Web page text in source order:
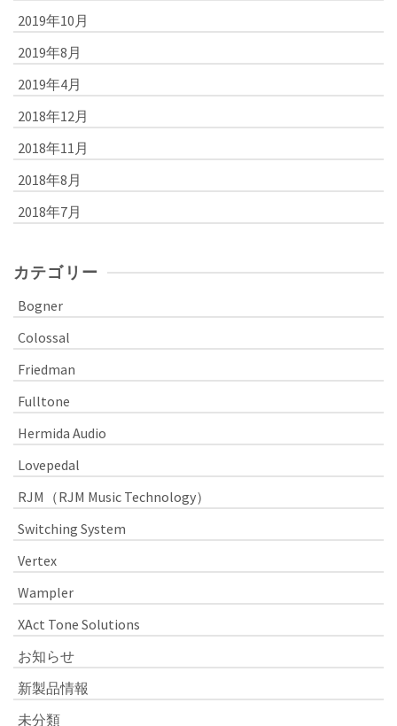
2019年10月
2019年8月
2019年4月
2018年12月
2018年11月
2018年8月
2018年7月
カテゴリー
Bogner
Colossal
Friedman
Fulltone
Hermida Audio
Lovepedal
RJM（RJM Music Technology）
Switching System
Vertex
Wampler
XAct Tone Solutions
お知らせ
新製品情報
未分類